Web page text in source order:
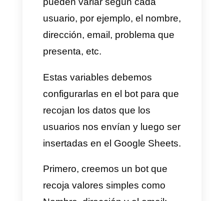
Trabajo en equipo
Automatizaciones: con
Google Sheets puedes
conectar otras apps, crear
flujos automáticos (por
ejemplo, enviar información a
través del chatbot de Callbell)
Como integrar
WhatsApp y Google